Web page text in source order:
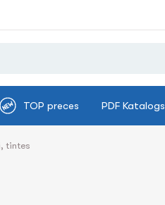
TOP preces PDF Katalogs
tintes